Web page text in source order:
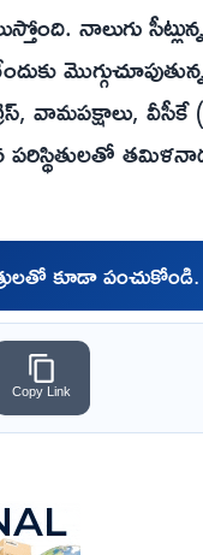
నాలుగు
వామపక్షాలు, వీసీకే
కూడా పంచుకోండి.
Copy Link